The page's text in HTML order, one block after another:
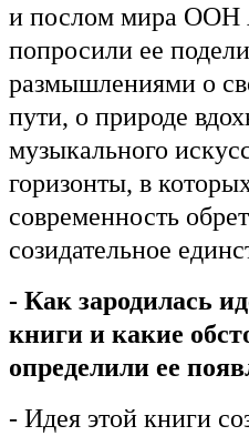
и послом мира ООН
попросили ее
размышлениями о
пути, о природе
музыкального
горизонты, в
современность
созидательное
- Как зародилась
книги и какие
определили ее
- Идея этой книги